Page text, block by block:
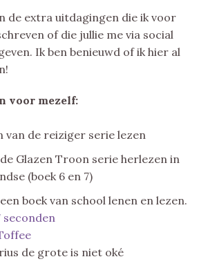
de extra uitdagingen die ik voor
of die jullie me via social
Ik ben benieuwd of ik hier al
voor mezelf:
van de reiziger serie lezen
Glazen Troon serie herlezen in
(boek 6 en 7)
boek van school lenen en lezen.
seconden
de grote is niet oké